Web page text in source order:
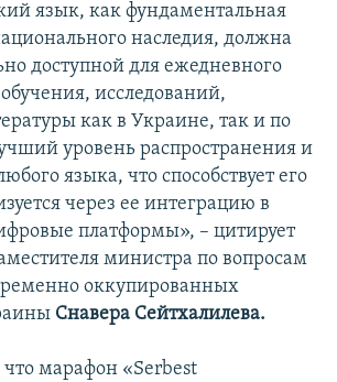
язык, как фундаментальная
наследия, должна
доступной для ежедневного
исследований,
как в Украине, так и по
уровень распространения и
языка, что способствует его
через ее интеграцию в
платформы», – цитирует
министра по вопросам
оккупированных
Снавера Сейтхалилева.
что марафон «Serbest